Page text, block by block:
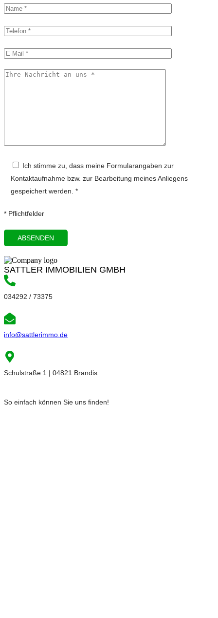
Ich stimme zu, dass meine Formularangaben zur
Kontaktaufnahme bzw. zur Bearbeitung meines Anliegens
gespeichert werden. *
* Pflichtfelder
SATTLER IMMOBILIEN GMBH
034292 / 73375
info@sattlerimmo.de
Schulstraße 1 | 04821 Brandis
So einfach können Sie uns finden!